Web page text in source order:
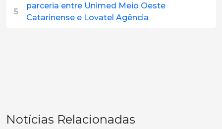
5
parceria entre Unimed Meio Oeste
Catarinense e Lovatel Agência
Notícias Relacionadas